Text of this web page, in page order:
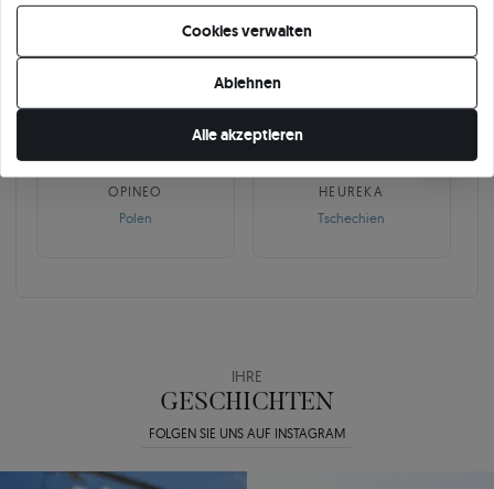
GEPRÜFTE BEWERTUNGEN UNSERER KUNDEN
10 468
OPINEO
Polen
252
HEUREKA
Tschechien
IHRE
GESCHICHTEN
FOLGEN SIE UNS AUF INSTAGRAM
möchten, klicken Sie auf "Lassen Sie mich wählen" und bestimmen Sie Ihre
Präferenzen. Sie können Ihre Zustimmung jederzeit widerrufen, indem Sie
Ihre Cookie-Einstellungen ändern.
Cookies verwalten
Ablehnen
Alle akzeptieren